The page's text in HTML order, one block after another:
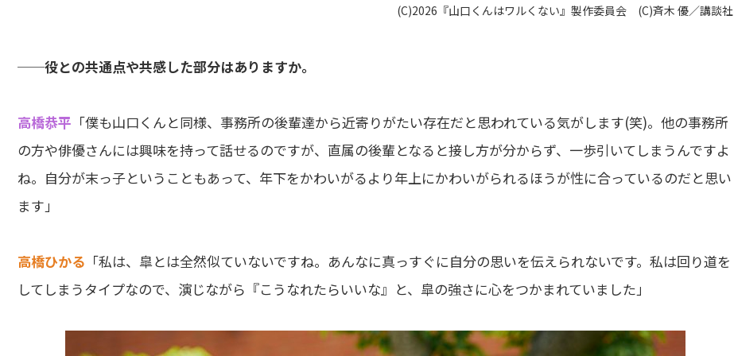
(C)2026『山口くんはワルくない』製作委員会 (C)斉木 優／講談社
──役との共通点や共感した部分はありますか。
高橋恭平 「僕も山口くんと同様、事務所の後輩達から近寄りがたい存在だと思われている気がします(笑)。他の事務所
の方や俳優さんには興味を持って話せるのですが、直属の後輩となると接し方が分からず、一歩引いてしまうんですよ
ね。自分が末っ子ということもあって、年下をかわいがるより年上にかわいがられるほうが性に合っているのだと思い
ます」
高橋ひかる 「私は、皐とは全然似ていないですね。あんなに真っすぐに自分の思いを伝えられないです。私は回り道を
してしまうタイプなので、演じながら『こうなれたらいいな』と、皐の強さに心をつかまれていました」